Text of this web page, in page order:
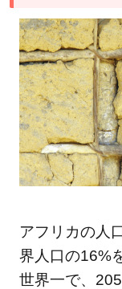
状や
貧困
率
は？
1.1
貧困
の理
由
人
本
さ
アフリカの人
界人口の16%
世界一で、